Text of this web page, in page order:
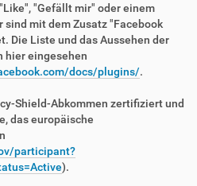
"Gefällt mir" oder einem
sind mit dem Zusatz "Facebook
Die Liste und das Aussehen der
hier eingesehen
docs/plugins/.
Shield-Abkommen zertifiziert und
das europäische
participant?
).